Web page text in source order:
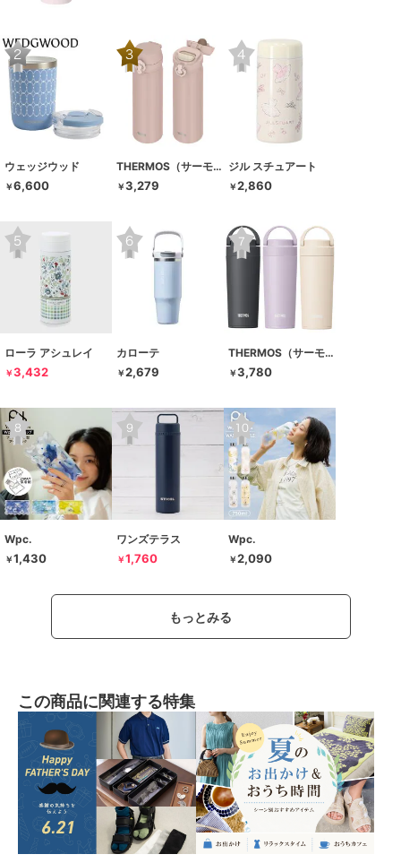
ウェッジウッド
￥6,600
THERMOS（サーモス）
￥3,279
ジル スチュアート
￥2,860
ローラ アシュレイ
￥3,432
カローテ
￥2,679
THERMOS（サーモス）
￥3,780
Wpc.
￥1,430
ワンズテラス
￥1,760
Wpc.
￥2,090
もっとみる
この商品に関連する特集